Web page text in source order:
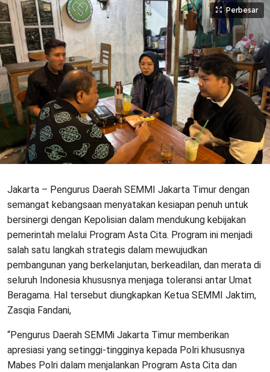
Perbesar
Jakarta – Pengurus Daerah SEMMI Jakarta Timur dengan
semangat kebangsaan menyatakan kesiapan penuh untuk
bersinergi dengan Kepolisian dalam mendukung kebijakan
pemerintah melalui Program Asta Cita. Program ini menjadi
salah satu langkah strategis dalam mewujudkan
pembangunan yang berkelanjutan, berkeadilan, dan merata di
seluruh Indonesia khususnya menjaga toleransi antar Umat
Beragama. Hal tersebut diungkapkan Ketua SEMMI Jaktim,
Zasqia Fandani,
“Pengurus Daerah SEMMi Jakarta Timur memberikan
apresiasi yang setinggi-tingginya kepada Polri khususnya
Mabes Polri dalam menjalankan Program Asta Cita dan